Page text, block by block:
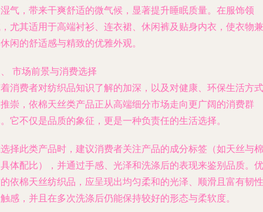
气，带来干爽舒适的微气候，显著提升睡眠质量。在服饰领
尤其适用于高端衬衫、连衣裙、休闲裤及贴身内衣，使衣物兼
闲的舒适感与精致的优雅外观。
市场前景与消费选择
消费者对纺织品知识了解的加深，以及对健康、环保生活方式
崇，依棉天丝类产品正从高端细分市场走向更广阔的消费群
它不仅是品质的象征，更是一种负责任的生活选择。
择此类产品时，建议消费者关注产品的成分标签（如天丝与棉
体配比），并通过手感、光泽和洗涤后的表现来鉴别品质。优
依棉天丝纺织品，应呈现出均匀柔和的光泽、顺滑且富有韧性
感，并且在多次洗涤后仍能保持较好的形态与柔软度。